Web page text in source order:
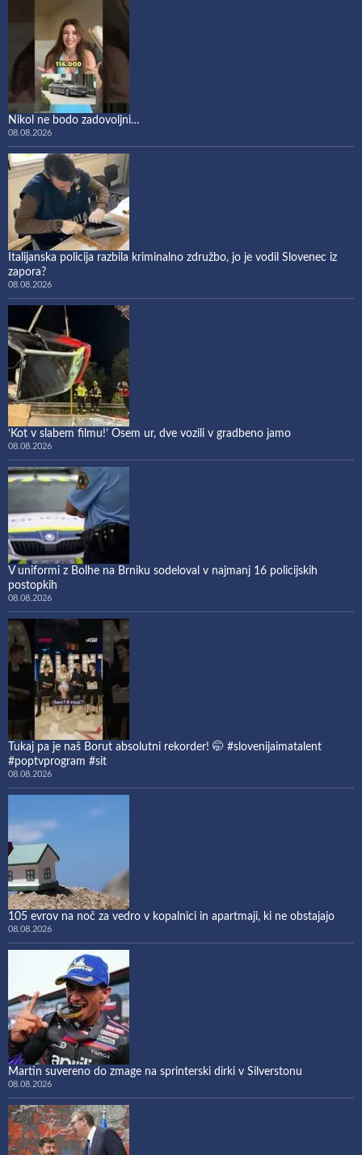
Nikol ne bodo zadovoljni…
08.08.2026
Italijanska policija razbila kriminalno združbo, jo je vodil Slovenec iz
zapora?
08.08.2026
‘Kot v slabem filmu!’ Osem ur, dve vozili v gradbeno jamo
08.08.2026
V uniformi z Bolhe na Brniku sodeloval v najmanj 16 policijskih
postopkih
08.08.2026
Tukaj pa je naš Borut absolutni rekorder! 🤭 #slovenijaimatalent
#poptvprogram #sit
08.08.2026
105 evrov na noč za vedro v kopalnici in apartmaji, ki ne obstajajo
08.08.2026
Martin suvereno do zmage na sprinterski dirki v Silverstonu
08.08.2026